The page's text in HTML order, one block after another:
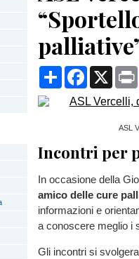
CondividiFacebook
X
ASL
Incontri per
In occasione della
amico delle cure
informazioni e
a conoscere meglio i
Gli incontri si